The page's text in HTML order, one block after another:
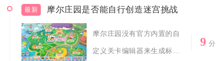
最新 摩尔庄园是否能自行创造迷宫挑战
摩尔庄园没有官方内置的自
定义关卡编辑器来生成标准
9 分